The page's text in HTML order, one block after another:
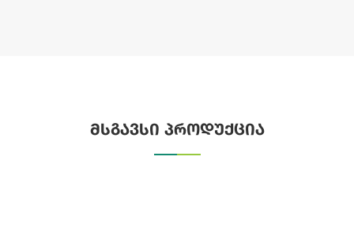
მსგავსი პროდუქცია